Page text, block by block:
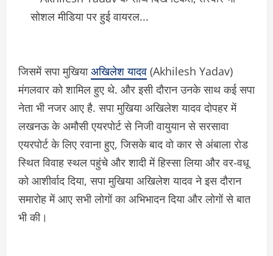
जिसमें सपा मुखियाअखिलेश यादव (Akhilesh Yadav)
मंगलवार को शामिल हुए थे. और इसी दौरान उनके साथ कई सपा
नेता भी नजर आए है. सपा मुखिया अखिलेश यादव दोपहर में
लखनऊ के अमौसी एयरपोर्ट से निजी वायुयान से सरसावा
एयरपोर्ट के लिए रवाना हुए, जिसके बाद वो कार से अंबाला रोड
स्थित विवाह स्थल पहुंचे और शादी में हिस्सा लिया और वर-वधू
को आशीर्वाद दिया, सपा मुखिया अखिलेश यादव ने इस दौरान
समारोह में आए सभी लोगों का अभिभादन दिया और लोगों से बात
भी की।